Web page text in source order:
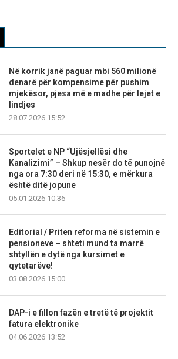
Në korrik janë paguar mbi 560 milionë
denarë për kompensime për pushim
mjekësor, pjesa më e madhe për lejet e
lindjes
28.07.2026 15:52
Sportelet e NP “Ujësjellësi dhe
Kanalizimi” – Shkup nesër do të punojnë
nga ora 7:30 deri në 15:30, e mërkura
është ditë jopune
05.01.2026 10:36
Editorial / Priten reforma në sistemin e
pensioneve – shteti mund ta marrë
shtyllën e dytë nga kursimet e
qytetarëve!
03.08.2026 15:00
DAP-i e fillon fazën e tretë të projektit
fatura elektronike
04.06.2026 13:52